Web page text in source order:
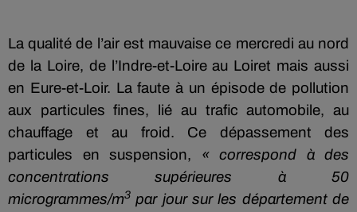
La qualité de l’air est mauvaise ce mercredi au nord
de la Loire, de l’Indre-et-Loire au Loiret mais aussi
en Eure-et-Loir. La faute à un épisode de pollution
aux particules fines, lié au trafic automobile, au
chauffage et au froid. Ce dépassement des
particules en suspension, « correspond à des
concentrations supérieures à 50
microgrammes/m3 par jour sur les département de